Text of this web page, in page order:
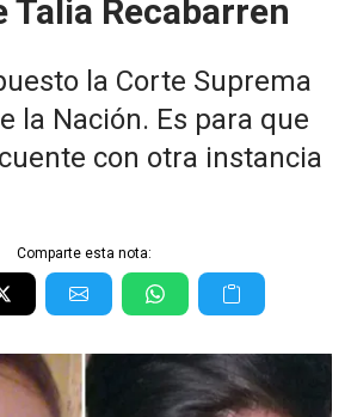
Talia Recabarren
la Corte Suprema
la Nación. Es para que
con otra instancia
Comparte esta nota: